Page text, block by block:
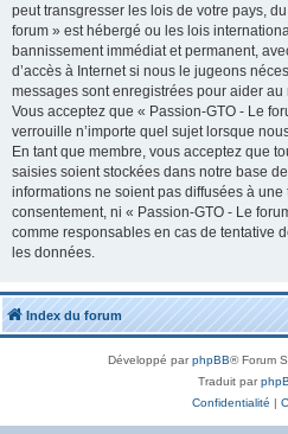
peut transgresser les lois de votre pays,
forum » est hébergé ou les lois
bannissement immédiat et permanent,
d’accès à Internet si nous le jugeons
messages sont enregistrées pour aider
Vous acceptez que « Passion-GTO - Le
verrouille n’importe quel sujet lorsque
En tant que membre, vous acceptez que
saisies soient stockées dans notre base
informations ne soient pas diffusées à une
consentement, ni « Passion-GTO - Le
comme responsables en cas de tentative
les données.
Index du forum
Développé parphpBB® Forum
Traduit par
Confidentialité |